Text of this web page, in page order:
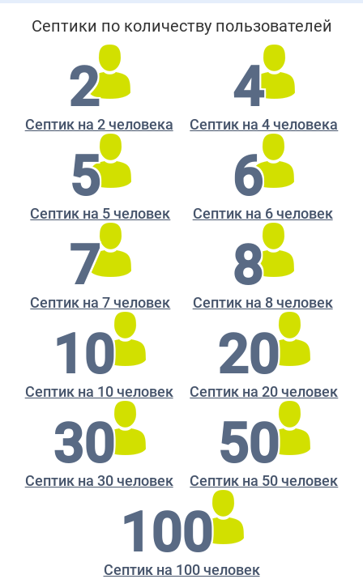
Септики по количеству пользователей
2
Септик на 2 человека
4
Септик на 4 человека
5
Септик на 5 человек
6
Септик на 6 человек
7
Септик на 7 человек
8
Септик на 8 человек
10
Септик на 10 человек
20
Септик на 20 человек
30
Септик на 30 человек
50
Септик на 50 человек
100
Септик на 100 человек